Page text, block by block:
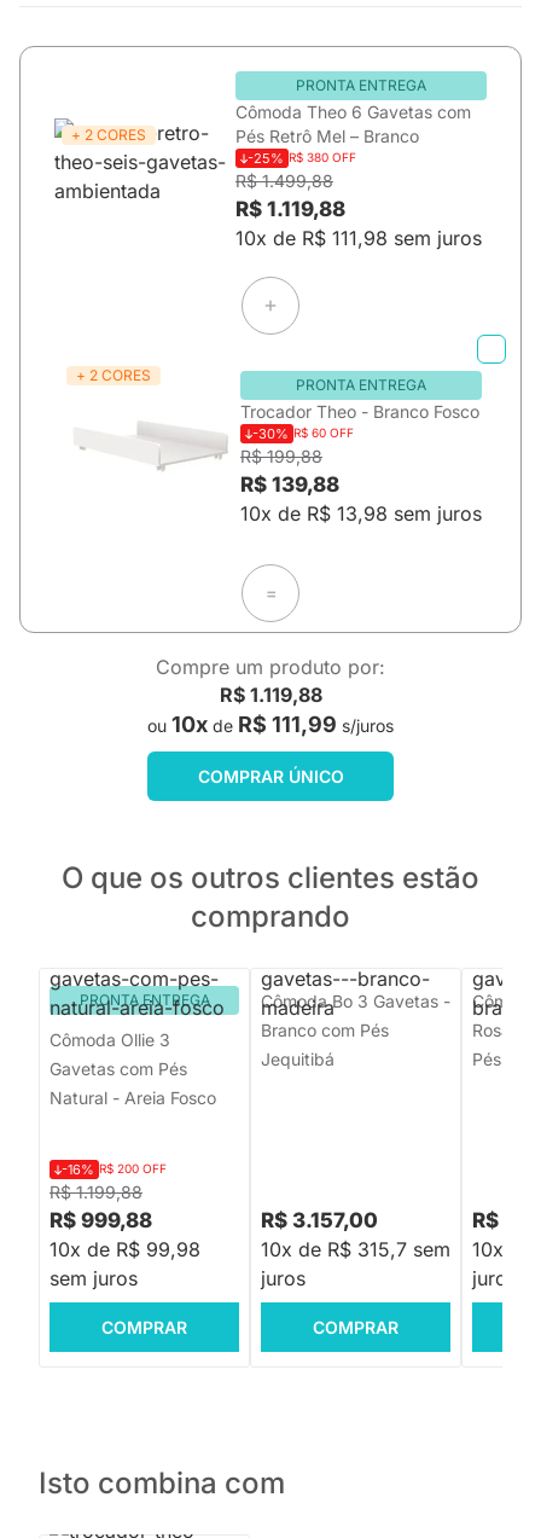
+ 2 CORES
PRONTA ENTREGA
Cômoda Theo 6 Gavetas com
Pés Retrô Mel – Branco
-25% R$ 380 OFF
R$ 1.499,88
R$ 1.119,88
10x de R$ 111,98 sem juros
+ 2 CORES
PRONTA ENTREGA
Trocador Theo - Branco Fosco
-30% R$ 60 OFF
R$ 199,88
R$ 139,88
10x de R$ 13,98 sem juros
=
Compre um produto por:
R$ 1.119,88
ou 10x de R$ 111,99 s/juros
COMPRAR ÚNICO
O que os outros clientes estão
comprando
PRONTA ENTREGA
Cômoda Ollie 3
Gavetas com Pés
Natural - Areia Fosco
R$ 1.199,88
-16% R$ 200 OFF
R$ 999,88
10x de R$ 99,98
sem juros
COMPRAR
Cômoda Bo 3 Gavetas -
Branco com Pés
Jequitibá
R$ 3.157,00
10x de R$ 315,7 sem
juros
COMPRAR
Rosa
Pés
R$
10x de
juros
Isto combina com